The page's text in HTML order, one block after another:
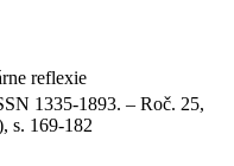
reflexie
1335-1893. – Roč. 25,
s. 169-182